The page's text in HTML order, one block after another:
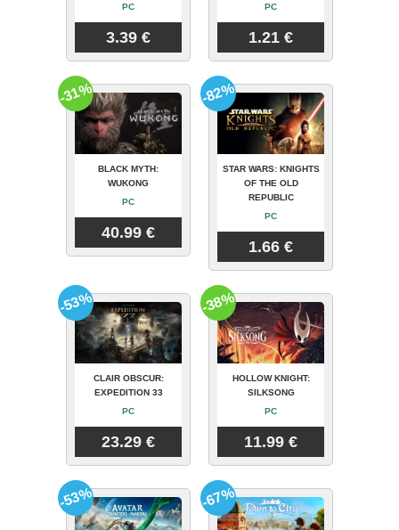
PC
3.39 €
PC
1.21 €
BLACK MYTH:
WUKONG
PC
40.99 €
-31%
STAR WARS: KNIGHTS
OF THE OLD
REPUBLIC
PC
1.66 €
-82%
CLAIR OBSCUR:
EXPEDITION 33
PC
23.29 €
-53%
HOLLOW KNIGHT:
SILKSONG
PC
11.99 €
-38%
-53% -67%